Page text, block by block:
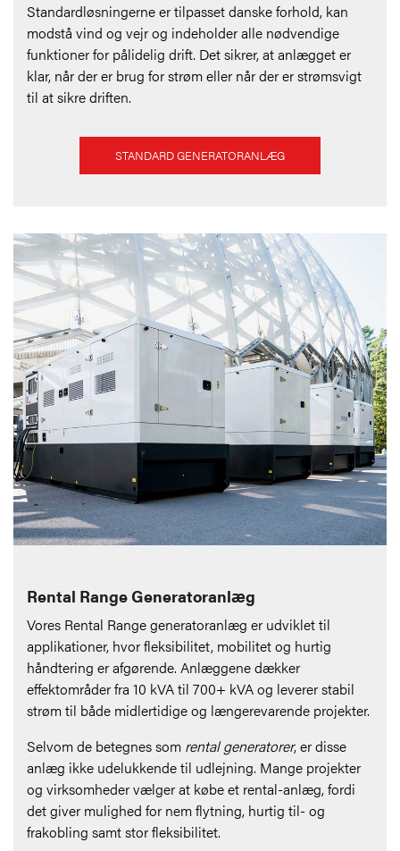
Standardløsningerne er tilpasset danske forhold, kan
modstå vind og vejr og indeholder alle nødvendige
funktioner for pålidelig drift. Det sikrer, at anlægget er
klar, når der er brug for strøm eller når der er strømsvigt
til at sikre driften.
STANDARD GENERATORANLÆG
Rental Range Generatoranlæg
Vores Rental Range generatoranlæg er udviklet til
applikationer, hvor fleksibilitet, mobilitet og hurtig
håndtering er afgørende. Anlæggene dækker
effektområder fra 10 kVA til 700+ kVA og leverer stabil
strøm til både midlertidige og længerevarende projekter.
Selvom de betegnes som rental generatorer, er disse
anlæg ikke udelukkende til udlejning. Mange projekter
og virksomheder vælger at købe et rental-anlæg, fordi
det giver mulighed for nem flytning, hurtig til- og
frakobling samt stor fleksibilitet.